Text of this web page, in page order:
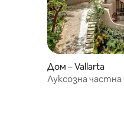
Дом – Vallarta
Луксозна частна